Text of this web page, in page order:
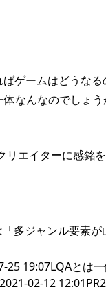
ゲームはどうなる
なんなのでしょ
エイターに感
多ジャンル要素
19:07LQAとは
02-12